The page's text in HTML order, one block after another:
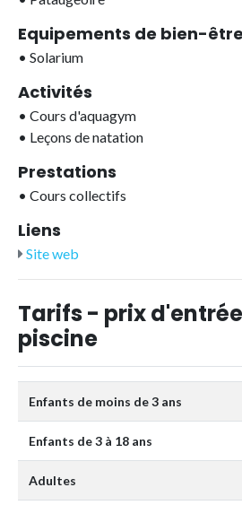
Equipements de bien-être
• Solarium
Activités
• Cours d'aquagym
• Leçons de natation
Prestations
• Cours collectifs
Liens
Site web
Tarifs - prix
piscine
Enfants de moins de 3 ans
Enfants de 3 à 18 ans
Adultes